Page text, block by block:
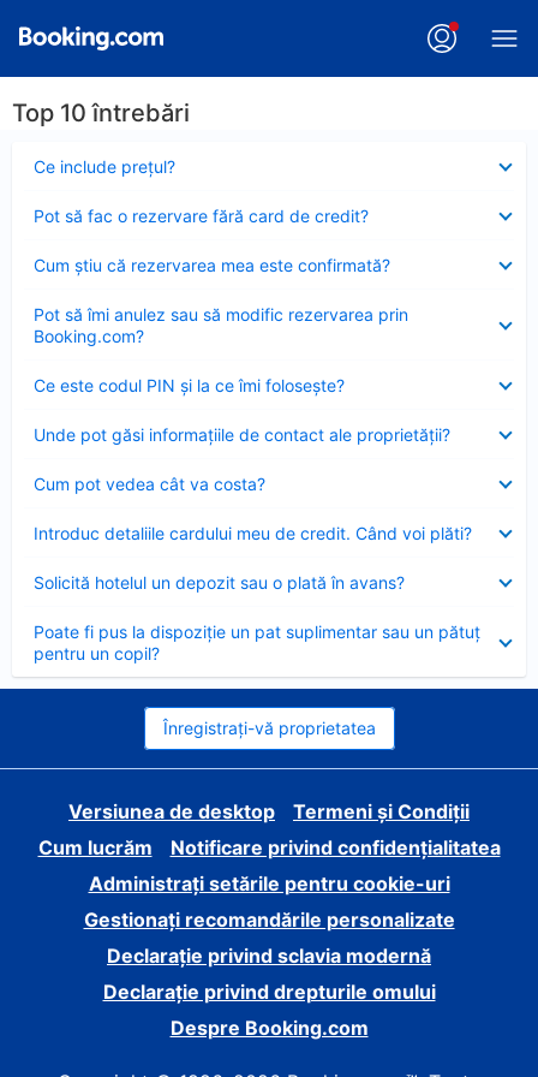
Top 10 întrebări
Ce include preţul?
închis
Pot să fac o rezervare fără card de credit?
închis
Cum ştiu că rezervarea mea este confirmată?
închis
Pot să îmi anulez sau să modific rezervarea prin
Booking.com?
închis
Ce este codul PIN şi la ce îmi foloseşte?
închis
Unde pot găsi informațiile de contact ale proprietății?
închis
Cum pot vedea cât va costa?
închis
Introduc detaliile cardului meu de credit. Când voi plăti?
închis
Solicită hotelul un depozit sau o plată în avans?
închis
Poate fi pus la dispoziție un pat suplimentar sau un pătuț
pentru un copil?
închis
Înregistrați-vă proprietatea
Versiunea de desktop
Termeni și Condiții
Cum lucrăm
Notificare privind confidențialitatea
Administrați setările pentru cookie-uri
Gestionați recomandările personalizate
Declarație privind sclavia modernă
Declarație privind drepturile omului
Despre Booking.com